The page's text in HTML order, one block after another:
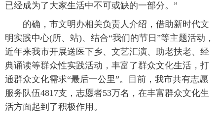
已经成为了大家生活中不可或缺的一部分。”
的确，市文明办相关负责人介绍，借助新时代文
明实践中心(所、站)、结合“我们的节日”等主题活动，
近年来我市开展送医下乡、文艺汇演、助老扶老、经
典诵读等群众性实践活动，丰富了群众文化生活，打
通群众文化需求“最后一公里”。目前，我市共有志愿
服务队伍4817支，志愿者53万名，在丰富群众文化生
活方面起到了积极作用。